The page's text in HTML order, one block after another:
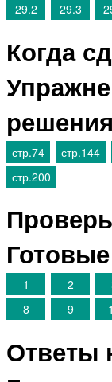
29.2
29.3
Когда
решения
стр.74 стр.144
стр.200
1 2
8
9
Ответы